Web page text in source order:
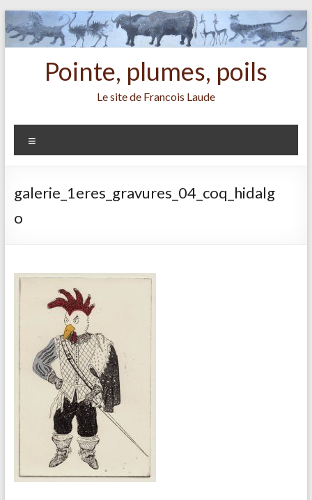
Aller
au
contenu
Pointe, plumes, poils
Le site de Francois Laude
galerie_1eres_gravures_04_coq_hidalg
o